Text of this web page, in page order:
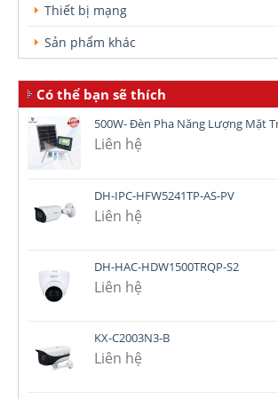
Thiết bị mạng
Sản phẩm khác
Có thể bạn sẽ thích
500W- Đèn Pha Năng Lượng Mặt
Liên hệ
DH-IPC-HFW5241TP-AS-PV
Liên hệ
DH-HAC-HDW1500TRQP-S2
Liên hệ
KX-C2003N3-B
Liên hệ